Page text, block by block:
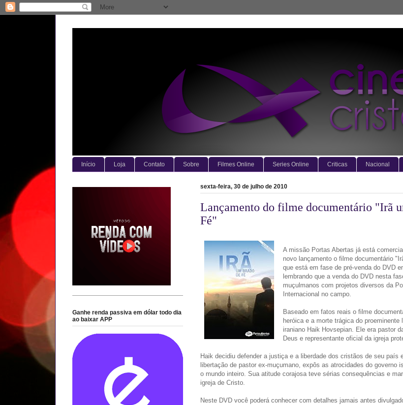
Início Loja Contato Sobre Filmes Online Series Online Criticas Nacional
sexta-feira, 30 de julho de 2010
Lançamento do filme documentário "Irã
Fé"
A missão Portas Abertas já está
novo lançamento o filme documentário
que está em fase de pré-venda do DVD
lembrando que a venda do DVD nesta
muçulmanos com projetos diversos da
Internacional no campo.
Baseado em fatos reais o filme
heróica e a morte trágica do proeminente
iraniano Haik Hovsepian. Ele era pastor
Deus e representante oficial da igreja
Haik decidiu defender a justiça e a liberdade dos cristãos de seu país
libertação de pastor ex-muçumano, expôs as atrocidades do governo
o mundo inteiro. Sua atitude corajosa teve sérias consequências e
igreja de Cristo.
Neste DVD você poderá conhecer com detalhes jamais antes
Ganhe renda passiva em dólar todo dia
ao baixar APP